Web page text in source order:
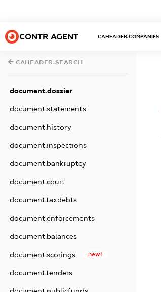
CONTR AGENT CAHEADER.COMPANIES
CAHEADER.SEARCH
document.dossier
document.statements
document.history
document.inspections
document.bankruptcy
document.court
document.taxdebts
document.enforcements
document.balances
document.scorings new!
document.tenders